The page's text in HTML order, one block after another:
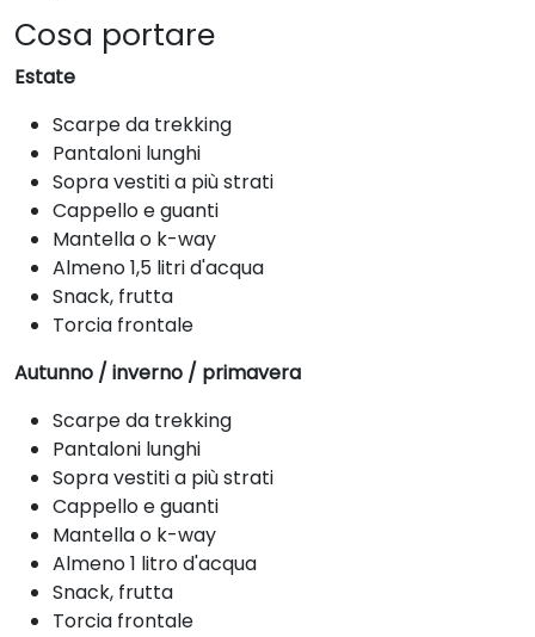
Cosa portare
Estate
Scarpe da trekking
Pantaloni lunghi
Sopra vestiti a più strati
Cappello e guanti
Mantella o k-way
Almeno 1,5 litri d'acqua
Snack, frutta
Torcia frontale
Autunno / inverno / primavera
Scarpe da trekking
Pantaloni lunghi
Sopra vestiti a più strati
Cappello e guanti
Mantella o k-way
Almeno 1 litro d'acqua
Snack, frutta
Torcia frontale